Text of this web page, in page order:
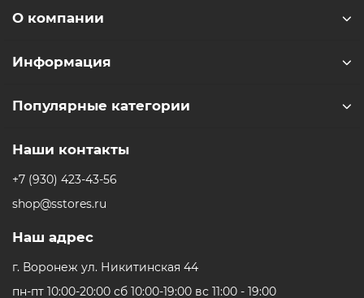
О компании
Информация
Популярные категории
Наши контакты
+7 (930) 423-43-56
shop@sstores.ru
Наш адрес
г. Воронеж ул. Никитинская 44
пн-пт 10:00-20:00 сб 10:00-19:00 вс 11:00 - 19:00